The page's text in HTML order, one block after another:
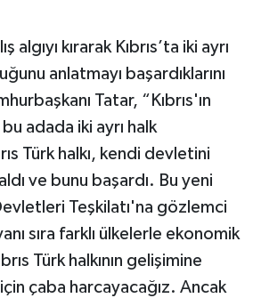
algıyı kırarak Kıbrıs’ta iki ayrı
anlatmayı başardıklarını
Tatar, “Kıbrıs'ın
adada iki ayrı halk
Türk halkı, kendi devletini
ve bunu başardı. Bu yeni
Teşkilatı'na gözlemci
sıra farklı ülkelerle ekonomik
Türk halkının gelişimine
çaba harcayacağız. Ancak